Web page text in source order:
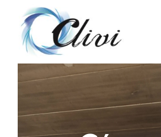
contenido